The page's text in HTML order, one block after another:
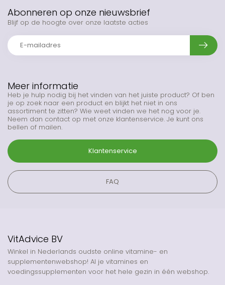
Meer informatie
Heb je hulp nodig bij het vinden van het juiste product? Of ben
je op zoek naar een product en blijkt het niet in ons
assortiment te zitten? Wie weet vinden we het nog voor je.
Neem dan contact op met onze klantenservice. Je kunt ons
bellen of mailen.
Klantenservice
FAQ
Abonneren op onze nieuwsbrief
Blijf op de hoogte over onze laatste acties
VitAdvice BV
Winkel in Nederlands oudste online vitamine- en
supplementenwebshop! Al je vitamines en
voedingssupplementen voor het hele gezin in één webshop.